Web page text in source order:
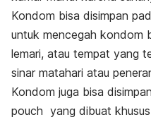
Kondom bisa disimpan
untuk mencegah kondom
lemari, atau tempat yang
sinar matahari atau
Kondom juga bisa
pouch yang dibuat